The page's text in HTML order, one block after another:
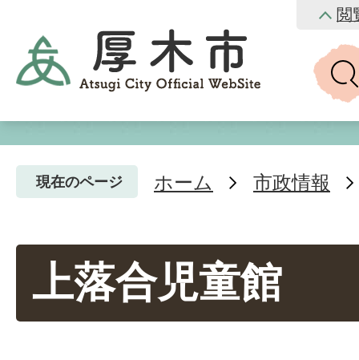
閲
現在のページ ホーム 市政情報
上落合児童館